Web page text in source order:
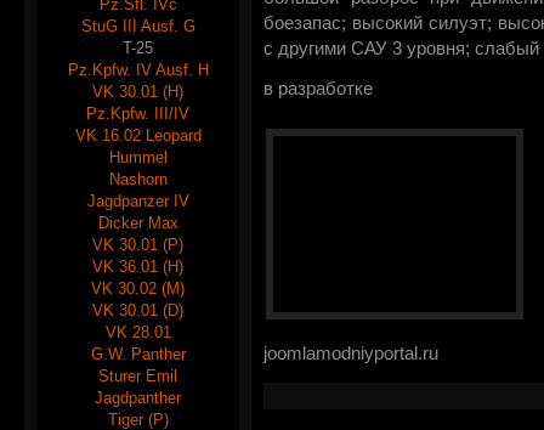
Pz.Sfl. IVc
StuG III Ausf. G
T-25
Pz.Kpfw. IV Ausf. H
VK 30.01 (H)
Pz.Kpfw. III/IV
VK 16.02 Leopard
Hummel
Nashorn
Jagdpanzer IV
Dicker Max
VK 30.01 (P)
VK 36.01 (H)
VK 30.02 (M)
VK 30.01 (D)
VK 28.01
G.W. Panther
Sturer Emil
Jagdpanther
Tiger (P)
боезапас; высокий силуэт;
с другими САУ 3 уровня; слабый
в разработке
joomlamodniyportal.ru